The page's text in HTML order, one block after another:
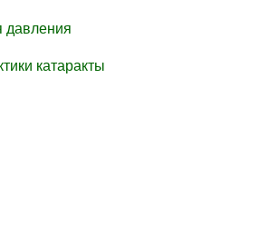
катаракты